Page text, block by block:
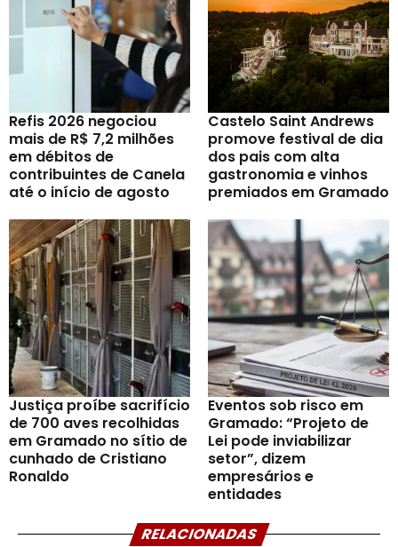
Refis 2026 negociou
mais de R$ 7,2 milhões
em débitos de
contribuintes de Canela
até o início de agosto
Castelo Saint Andrews
promove festival de dia
dos pais com alta
gastronomia e vinhos
premiados em Gramado
Justiça proíbe sacrifício
de 700 aves recolhidas
em Gramado no sítio de
cunhado de Cristiano
Ronaldo
Eventos sob risco em
Gramado: “Projeto de
Lei pode inviabilizar
setor”, dizem
empresários e
entidades
RELACIONADAS